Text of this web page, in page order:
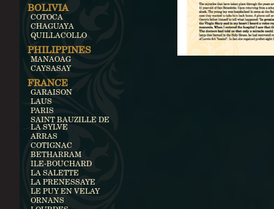
BOLIVIA
COTOCA
CHAGUAYA
QUILLACOLLO
PHILIPPINES
MANAOAG
CAYSASAY
FRANCE
GARAISON
LAUS
PARIS
SAINT BAUZILLE DE
LA SYLVE
ARRAS
COTIGNAC
BETHARRAM
ILE-BOUCHARD
LA SALETTE
LA PRENESSAYE
LE PUY EN VELAY
ORNANS